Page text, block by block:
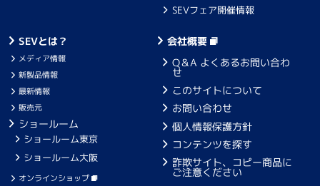
SEVフェア開催情報
SEVとは？
メディア情報
新製品情報
最新情報
販売元
ショールーム
ショールーム東京
ショールーム大阪
オンラインショップ
会社概要
Q＆A よくあるお問い合わ
せ
このサイトについて
お問い合わせ
個人情報保護方針
コンテンツを探す
詐欺サイト、コピー商品に
ご注意ください